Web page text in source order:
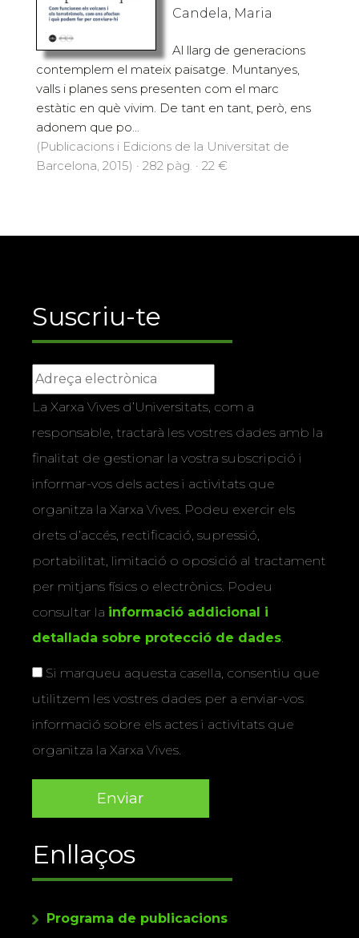
Candela, Maria
Al llarg de generacions
contemplem el mateix paisatge. Muntanyes,
valls i planes sens presenten com el marc
estàtic en què vivim. De tant en tant, però, ens
adonem que po...
(Publicacions i Edicions de la Universitat de
Barcelona, 2015) · 282 pàg. · 22 €
Suscriu-te
La Xarxa Vives d’Universitats, com a
responsable, tractarà les vostres dades amb la
finalitat de gestionar la vostra subscripció i
informar-vos dels actes i activitats que
organitza la Xarxa Vives. Podeu exercir els
drets d’accés, rectificació, supressió,
portabilitat, limitació o oposició al tractament
per mitjans físics o electrònics. Podeu
consultar la informació addicional i
detallada sobre protecció de dades.
Si marqueu aquesta casella, consentiu que
utilitzem les vostres dades per a enviar-vos
informació sobre els actes i activitats que
organitza la Xarxa Vives.
Enllaços
Programa de publicacions